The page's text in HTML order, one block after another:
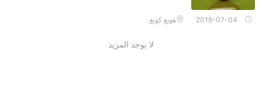
2018-07-04 هونغ كونغ
لا يوجد المزيد